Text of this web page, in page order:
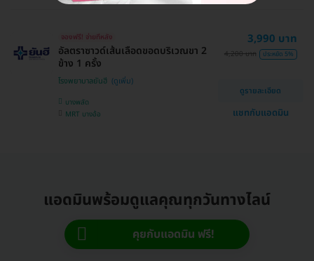
จองฟรี! จ่ายทีหลัง
อัลตราซาวด์เส้นเลือดขอดบริเวณขา 2
ข้าง 1 ครั้ง
โรงพยาบาลยันฮี
บางพลัด
MRT บางอ้อ
3,990 บาท
4,200 บาท ประหยัด 5%
ดูรายละเอียด
แชทกับแอดมิน
แอดมินพร้อมดูแลคุณทุกวันทางไลน์
คุยกับแอดมิน ฟรี!